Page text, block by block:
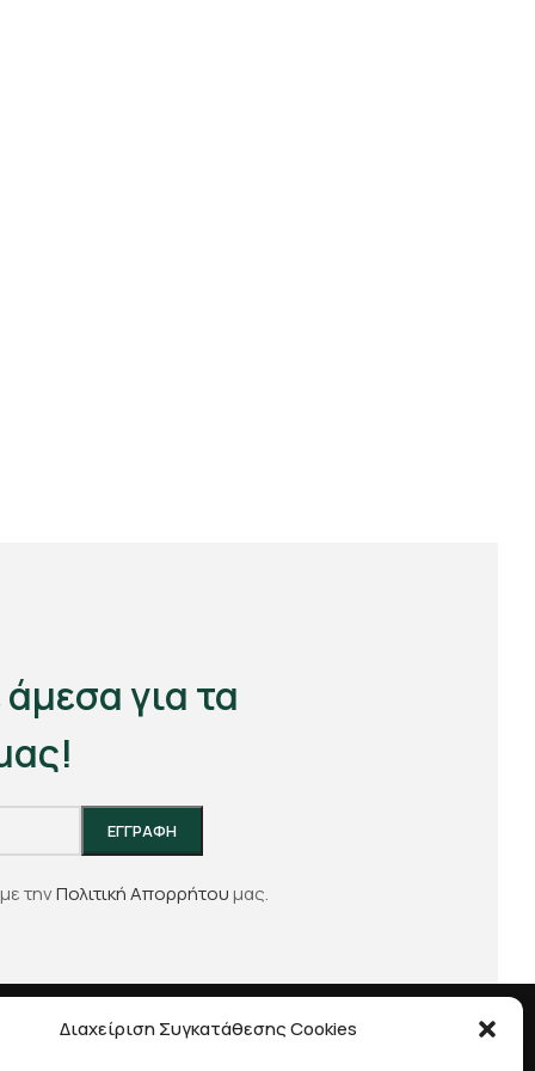
Διαχείριση Συγκατάθεσης Cookies
για τα
τηνΠολιτική Απορρήτουμας.